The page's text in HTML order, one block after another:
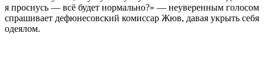
я проснусь — всё будет нормально?» — неуверенным голосом
спрашивает дефюнесовский комиссар Жюв, давая укрыть себя
одеялом.